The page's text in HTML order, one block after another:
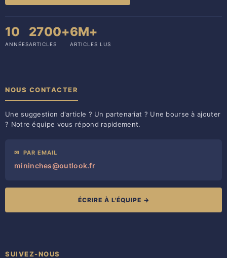
10
ANNÉES
2700+
ARTICLES
6M+
ARTICLES LUS
NOUS CONTACTER
Une suggestion d'article ? Un partenariat ? Une bourse à ajouter
? Notre équipe vous répond rapidement.
✉ PAR EMAIL
mininches@outlook.fr
ÉCRIRE À L'ÉQUIPE →
SUIVEZ-NOUS